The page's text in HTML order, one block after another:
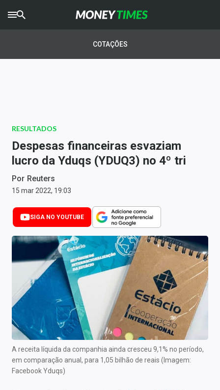
AGROTIMES
Newsletters
Money Trader
Anuncie
Últimas Notícias
Newsletters
Comprar ou vender?
Carteiras Recomendadas
Central de Dividendos
Central de Fundos Imobiliários
Central dos IPOs
COTAÇÕES
RESULTADOS
Despesas financeiras esvaziam
lucro da Yduqs (YDUQ3) no 4º tri
Por Reuters
15 mar 2022, 19:03
SIGA NO YOUTUBE
A receita líquida da companhia ainda cresceu 9,1% no período,
em comparação anual, para 1,05 bilhão de reais (Imagem:
Facebook Yduqs)